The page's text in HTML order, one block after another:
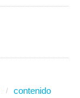
contenido